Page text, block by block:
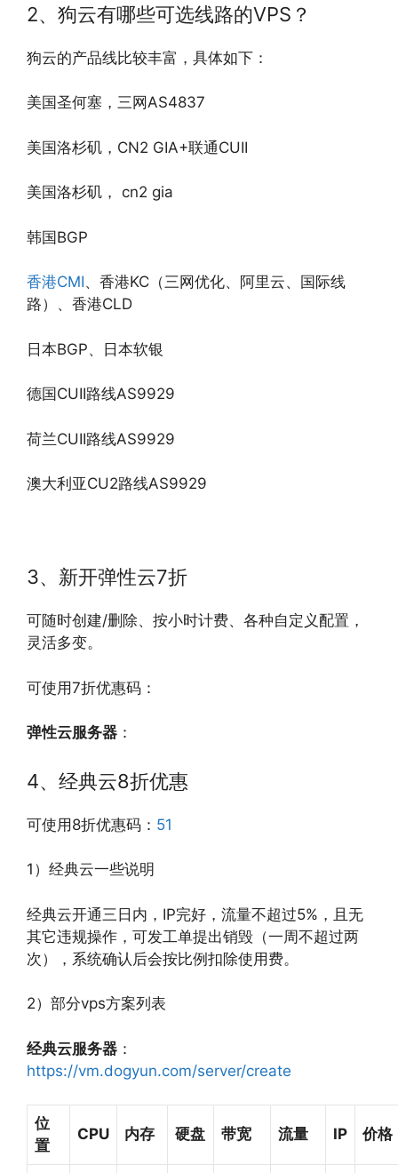
2、狗云有哪些可选线路的VPS？
狗云的产品线比较丰富，具体如下：
美国圣何塞，三网AS4837
美国洛杉矶，CN2 GIA+联通CUII
美国洛杉矶， cn2 gia
韩国BGP
香港CMI、香港KC（三网优化、阿里云、国际线
路）、香港CLD
日本BGP、日本软银
德国CUII路线AS9929
荷兰CUII路线AS9929
澳大利亚CU2路线AS9929
3、新开弹性云7折
可随时创建/删除、按小时计费、各种自定义配置，
灵活多变。
可使用7折优惠码：
弹性云服务器 ：
4、经典云8折优惠
可使用8折优惠码： 51
1）经典云一些说明
经典云开通三日内，IP完好，流量不超过5%，且无
其它违规操作，可发工单提出销毁（一周不超过两
次），系统确认后会按比例扣除使用费。
2）部分vps方案列表
经典云服务器 ：
https://vm.dogyun.com/server/create
位
置
CPU 内存 硬盘 带宽 流量 IP 价格